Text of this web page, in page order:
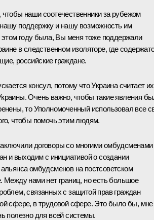
наши соотечественники за рубежом
поддержку и нашу возможность им
этом году была, Вы меня тоже поддержали
в следственном изоляторе, где
российские граждане.
консул, потому что Украина считает их
Очень важно, чтобы такие явления
то Уполномоченный использовал все
чтобы помочь этим людям.
договоры со многими омбудсменами
и выходим с инициативой о создании
альянса омбудсменов на постсоветском
Между нами нет границ, но есть большое
связанных с защитой прав граждан
сфере, в трудовой сфере. Это было бы, мне
полезно для всей системы.